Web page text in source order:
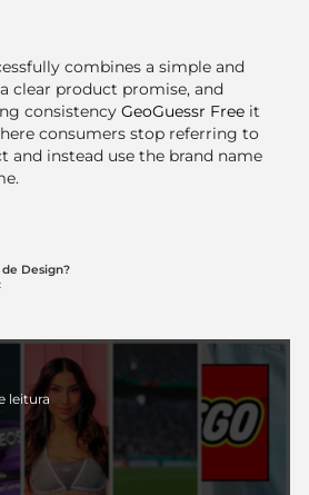
Design?
leitura
5 estrelas.
combines a simple and
clear product promise, and
consistency GeoGuessr Free it
consumers stop referring to
and instead use the brand name